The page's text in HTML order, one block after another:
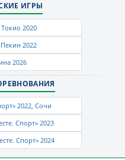
ИГРЫ
2020
2022
2026
2022, Сочи
Спорт» 2023
Спорт» 2024